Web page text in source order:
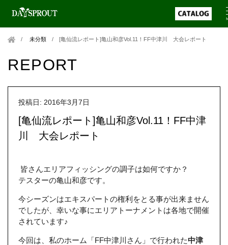
未分類 /[亀仙流レポート]亀山和彦Vol.11！FF中津川 大会レポート
REPORT
投稿日: 2016年3月7日
[亀仙流レポート]亀山和彦Vol.11！FF中津
川 大会レポート
皆さんエリアフィッシングの調子は如何ですか？
テスターの亀山和彦です。
今シーズンはエキスパートの権利をとる事が出来ません
でしたが、幸いな事にエリアトーナメントは各地で開催
されています♪
今回は、私のホーム「FF中津川さん」で行われた中津